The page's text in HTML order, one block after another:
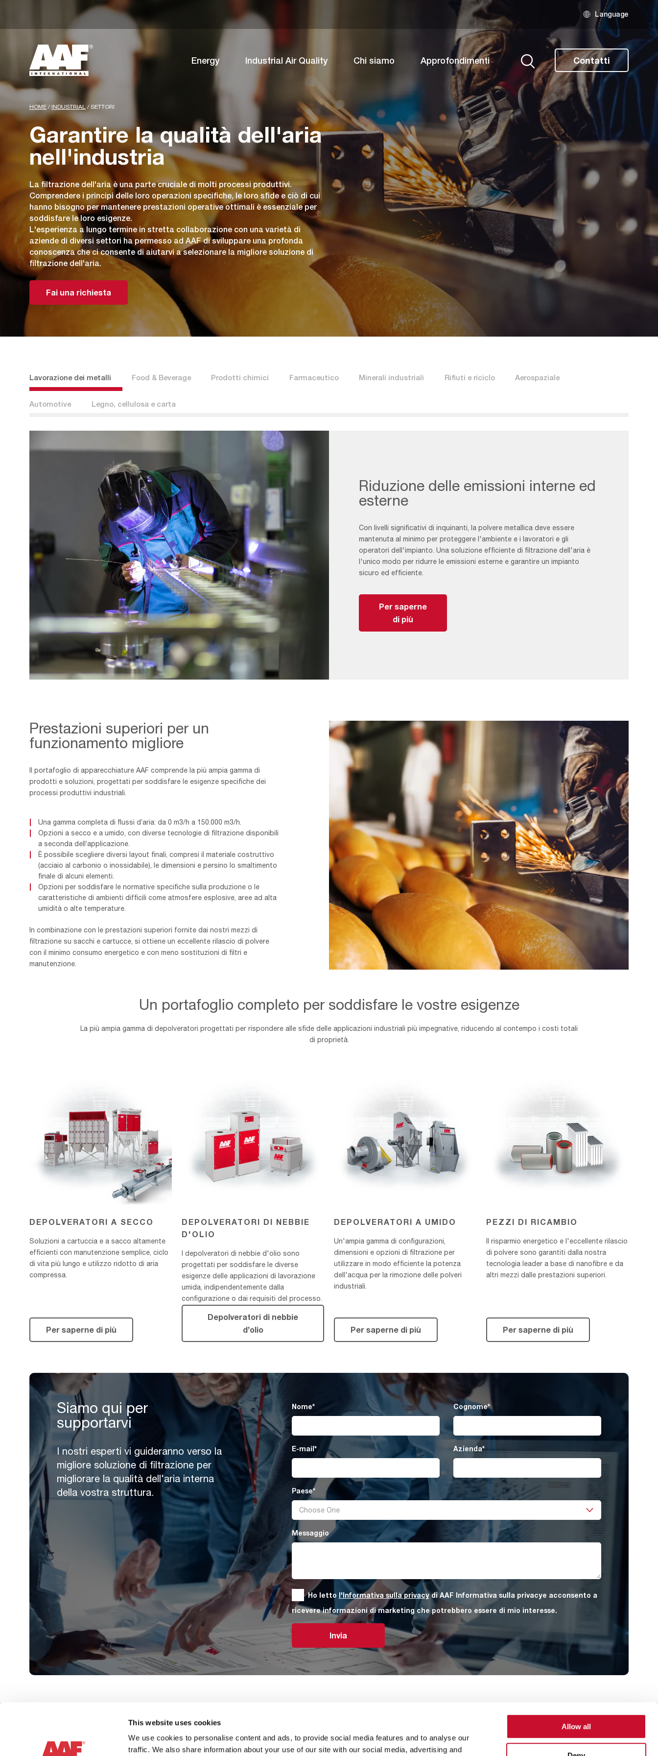
This website uses cookies
We use cookies to personalise content and ads, to provide social media features and to analyse our
traffic. We also share information about your use of our site with our social media, advertising and
Allow all
Language
Ricerca Contatti
Energy Industrial Air Quality Chi siamo Approfondimenti
HOME / INDUSTRIAL / SETTORI
Garantire la qualità dell'aria
nell'industria
La filtrazione dell'aria è una parte cruciale di molti processi produttivi.
Comprendere i principi delle loro operazioni specifiche, le loro sfide e ciò di cui
hanno bisogno per mantenere prestazioni operative ottimali è essenziale per
soddisfare le loro esigenze.
L'esperienza a lungo termine in stretta collaborazione con una varietà di
aziende di diversi settori ha permesso ad AAF di sviluppare una profonda
conoscenza che ci consente di aiutarvi a selezionare la migliore soluzione di
filtrazione dell'aria.
Fai una richiesta
Lavorazione dei metalli Food & Beverage Prodotti chimici Farmaceutico Minerali industriali Rifiuti e riciclo Aerospaziale
Automotive Legno, cellulosa e carta
Riduzione delle emissioni interne ed
esterne
Con livelli significativi di inquinanti, la polvere metallica deve essere
mantenuta al minimo per proteggere l'ambiente e i lavoratori e gli
operatori dell'impianto. Una soluzione efficiente di filtrazione dell'aria è
l'unico modo per ridurre le emissioni esterne e garantire un impianto
sicuro ed efficiente.
Per saperne
di più
AAF
Our
Industries
Prestazioni superiori per un
funzionamento migliore
Il portafoglio di apparecchiature AAF comprende la più ampia gamma di
prodotti e soluzioni, progettati per soddisfare le esigenze specifiche dei
processi produttivi industriali.
Una gamma completa di flussi d’aria: da 0 m3/h a 150.000 m3/h.
Opzioni a secco e a umido, con diverse tecnologie di filtrazione disponibili
a seconda dell’applicazione.
È possibile scegliere diversi layout finali, compresi il materiale costruttivo
(acciaio al carbonio o inossidabile), le dimensioni e persino lo smaltimento
finale di alcuni elementi.
Opzioni per soddisfare le normative specifiche sulla produzione o le
caratteristiche di ambienti difficili come atmosfere esplosive, aree ad alta
umidità o alte temperature.
In combinazione con le prestazioni superiori fornite dai nostri mezzi di
filtrazione su sacchi e cartucce, si ottiene un eccellente rilascio di polvere
con il minimo consumo energetico e con meno sostituzioni di filtri e
manutenzione.
Un portafoglio completo per soddisfare le vostre esigenze
La più ampia gamma di depolveratori progettati per rispondere alle sfide delle applicazioni industriali più impegnative, riducendo al contempo i costi totali
di proprietà.
DEPOLVERATORI A SECCO
Soluzioni a cartuccia e a sacco altamente
efficienti con manutenzione semplice, ciclo
di vita più lungo e utilizzo ridotto di aria
compressa.
Per saperne di più
DEPOLVERATORI DI NEBBIE
D'OLIO
I depolveratori di nebbie d'olio sono
progettati per soddisfare le diverse
esigenze delle applicazioni di lavorazione
umida, indipendentemente dalla
configurazione o dai requisiti del processo.
Depolveratori di nebbie
d’olio
DEPOLVERATORI A UMIDO
Un'ampia gamma di configurazioni,
dimensioni e opzioni di filtrazione per
utilizzare in modo efficiente la potenza
dell'acqua per la rimozione delle polveri
industriali.
Per saperne di più
PEZZI DI RICAMBIO
Il risparmio energetico e l'eccellente rilascio
di polvere sono garantiti dalla nostra
tecnologia leader a base di nanofibre e da
altri mezzi dalle prestazioni superiori.
Per saperne di più
Siamo qui per
supportarvi
I nostri esperti vi guideranno verso la
migliore soluzione di filtrazione per
migliorare la qualità dell'aria interna
della vostra struttura.
Nome* Cognome*
E-mail* Azienda*
Paese*
Messaggio
Ho letto l'Informativa sulla privacydi AAF Informativa sulla privacye acconsento a
ricevere informazioni di marketing che potrebbero essere di mio interesse.
Invia
Menu
Contatti Chi siamo Lavora con noi Informativa sulla privacy